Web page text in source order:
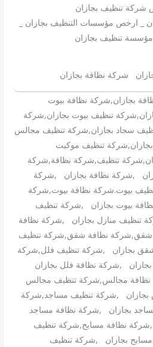
شركة تنظيف بجازان
ارخص مؤسسات التنظيف بجازان _
تنظيف بجازان
شركة نظافة بجازان
بجازان,شركة نظافة بيوت
تنظيف بيوت بجازان,شركة
سجاد بجازان,شركة تنظيف مجالس
تنظيف موكيت
تنظيف,شركة نظافة,شركة
,شركة نظافة بجازان ,شركة
بيوت.شركة نظافة بيوت,شركة
بيوت بجازان ,شركة تنظيف
تنظيف منازل بجازان ,شركة نظافة
شقق,شركة نظافة شقق,شركة تنظيف
بجازان ,شركة تنظيف فلل,شركة
,شركة نظافة فلل بجازان
مجالس,شركة تنظيف مجالس
بجازان ,شركة تنظيف مساجد,شركة
بجازان ,شركة نظافة مساجد
نظافة مسابح,شركة تنظيف
بجازان ,شركة تنظيف